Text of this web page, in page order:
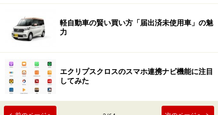
軽自動車の賢い買い方「届出済未使用車」の魅
力
エクリプスクロスのスマホ連携ナビ機能に注目
してみた